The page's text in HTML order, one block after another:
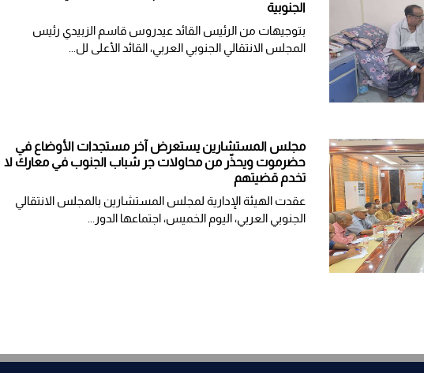
الجنوبية
بتوجيهات من الرئيس القائد عيدروس قاسم الزبيدي رئيس
المجلس الانتقالي الجنوبي العربي، القائد الأعلى لل...
مجلس المستشارين يستعرض آخر مستجدات الأوضاع في
حضرموت ويحذّر من محاولات جر شباب الجنوب في معارك لا
تخدم قضيتهم
عقدت الهيئة الإدارية لمجلس المستشارين بالمجلس الانتقالي
الجنوبي العربي، اليوم الخميس، اجتماعها الدور...